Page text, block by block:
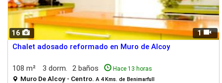
16 1
Chalet adosado reformado en Muro de Alcoy
108 m² 3 dorm. 2 baños Hace 13 horas
Muro De Alcoy - Centro. A 4 Kms. de Benimarfull